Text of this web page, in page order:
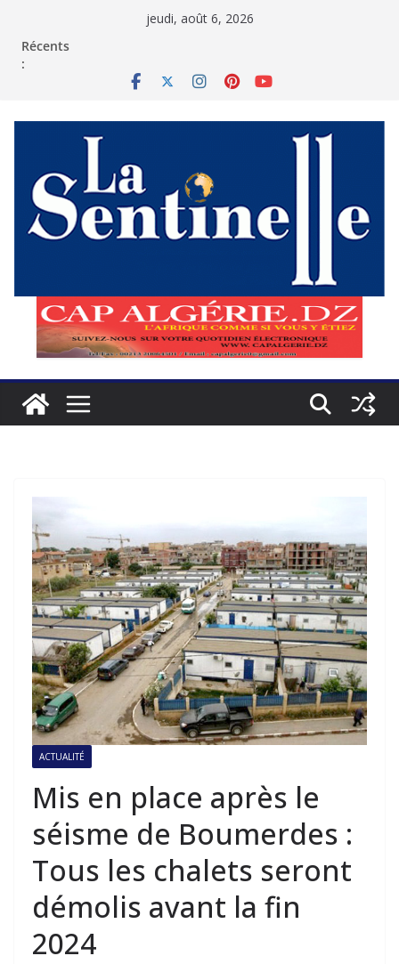
jeudi, août 6, 2026
Récents
:
ACTUALITÉ
Mis en place après le
séisme de Boumerdes :
Tous les chalets seront
démolis avant la fin
2024